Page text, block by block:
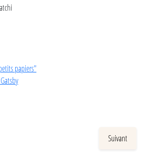
papiers"
Suivant